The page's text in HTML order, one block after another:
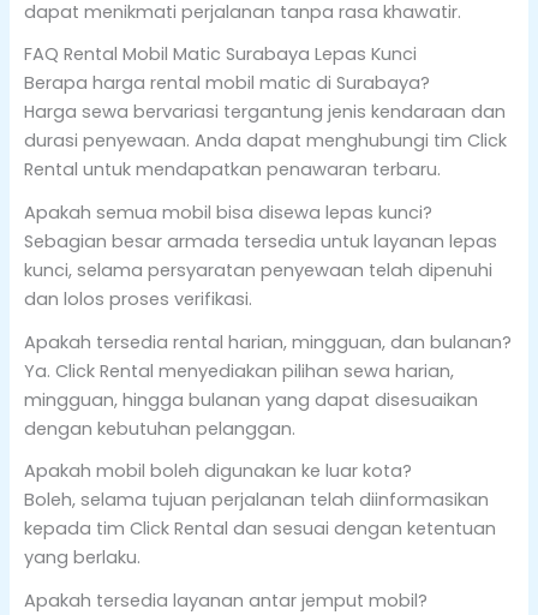
dapat menikmati perjalanan tanpa rasa khawatir.
FAQ Rental Mobil Matic Surabaya Lepas Kunci
Berapa harga rental mobil matic di Surabaya?
Harga sewa bervariasi tergantung jenis kendaraan dan
durasi penyewaan. Anda dapat menghubungi tim Click
Rental untuk mendapatkan penawaran terbaru.
Apakah semua mobil bisa disewa lepas kunci?
Sebagian besar armada tersedia untuk layanan lepas
kunci, selama persyaratan penyewaan telah dipenuhi
dan lolos proses verifikasi.
Apakah tersedia rental harian, mingguan, dan bulanan?
Ya. Click Rental menyediakan pilihan sewa harian,
mingguan, hingga bulanan yang dapat disesuaikan
dengan kebutuhan pelanggan.
Apakah mobil boleh digunakan ke luar kota?
Boleh, selama tujuan perjalanan telah diinformasikan
kepada tim Click Rental dan sesuai dengan ketentuan
yang berlaku.
Apakah tersedia layanan antar jemput mobil?